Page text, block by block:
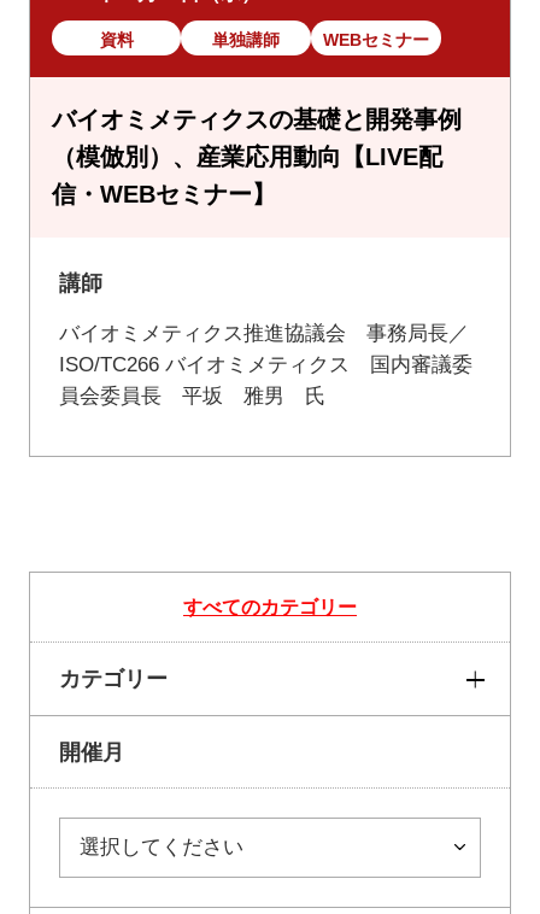
資料 単独講師 WEBセミナー
バイオミメティクスの基礎と開発事例
（模倣別）、産業応用動向【LIVE配
信・WEBセミナー】
講師
バイオミメティクス推進協議会 事務局長／
ISO/TC266 バイオミメティクス 国内審議委
員会委員長 平坂 雅男 氏
すべてのカテゴリー
カテゴリー
開催月